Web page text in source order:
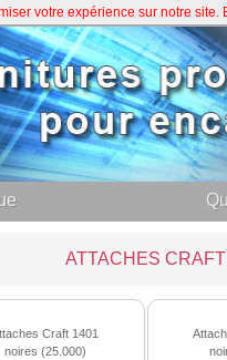
ATTACHES CRAFT
Craft 1401
noires (25.000)
votre expérience sur notre